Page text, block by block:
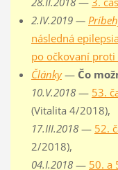
2.IV.2019 —
následná
po očkovaní proti
Články— Čo
10.V.2018— 53.
(Vitalita 4/2018),
17.III.2018— 52.
2/2018),
04.I.2018— 50. a